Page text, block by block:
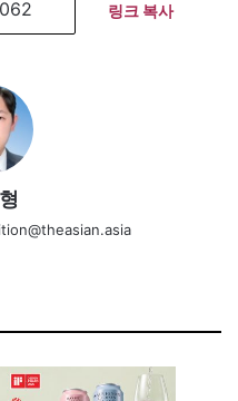
링크 복사